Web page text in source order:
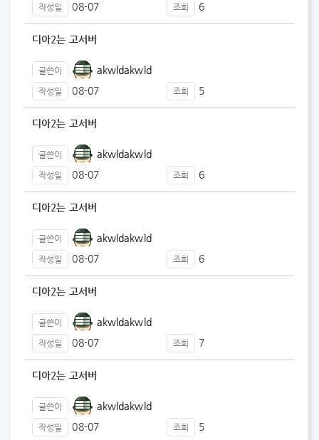
작성일 08-07 조회 6
디아2는 고서버
글쓴이 akwldakwld
작성일 08-07 조회 5
디아2는 고서버
글쓴이 akwldakwld
작성일 08-07 조회 6
디아2는 고서버
글쓴이 akwldakwld
작성일 08-07 조회 6
디아2는 고서버
글쓴이 akwldakwld
작성일 08-07 조회 7
디아2는 고서버
글쓴이 akwldakwld
작성일 08-07 조회 5